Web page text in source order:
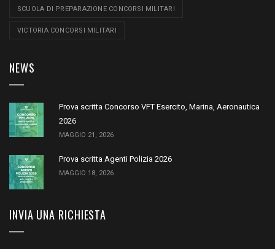
SCUOLA DI PREPARAZIONE CONCORSI MILITARI
VICTORIA CONCORSI MILITARI
NEWS
Prova scritta Concorso VFT Esercito, Marina, Aeronautica
2026
MAGGIO 21, 2026
Prova scritta Agenti Polizia 2026
MAGGIO 18, 2026
INVIA UNA RICHIESTA